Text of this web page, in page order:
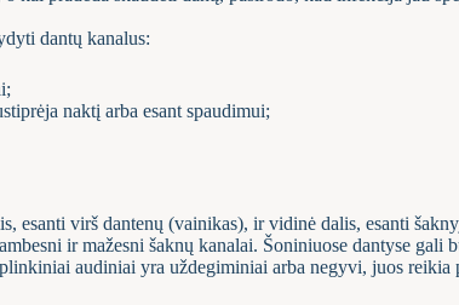
dantų kanalus:
naktį arba esant spaudimui;
esanti virš dantenų (vainikas), ir vidinė dalis, esanti
ir mažesni šaknų kanalai. Šoniniuose dantyse
audiniai yra uždegiminiai arba negyvi, juos reikia